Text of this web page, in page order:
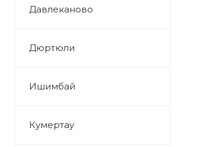
Давлеканово
Дюртюли
Ишимбай
Кумертау